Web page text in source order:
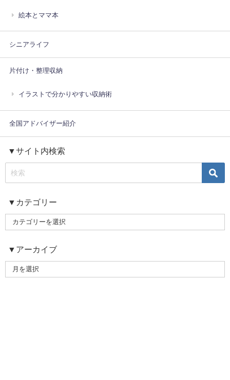
絵本とママ本
シニアライフ
片付け・整理収納
イラストで分かりやすい収納術
全国アドバイザー紹介
▼サイト内検索
▼カテゴリー
▼アーカイブ